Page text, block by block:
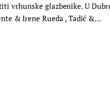
vrhunske glazbenike. U
& Irene Rueda , Tadić &…